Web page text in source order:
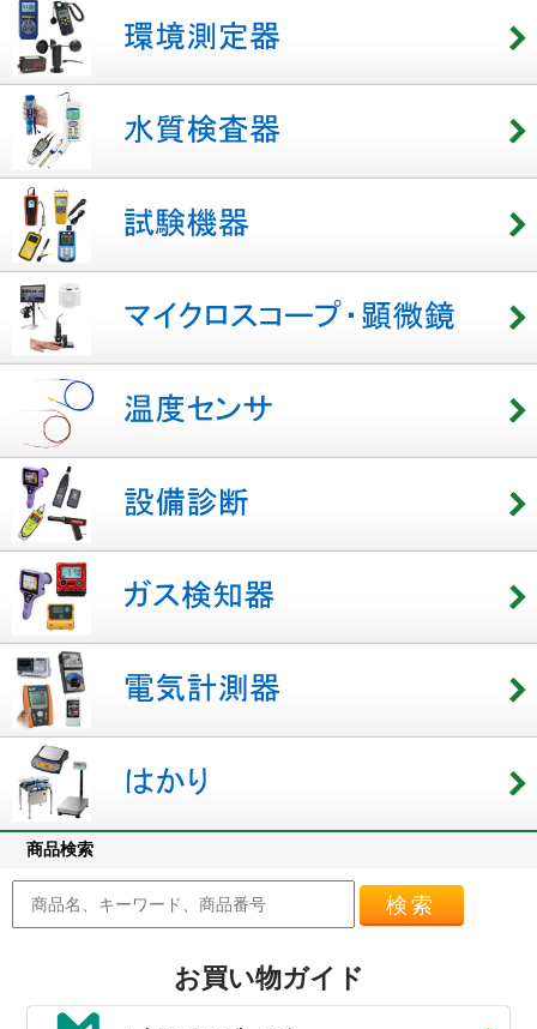
商品検索
検索
お買い物ガイド